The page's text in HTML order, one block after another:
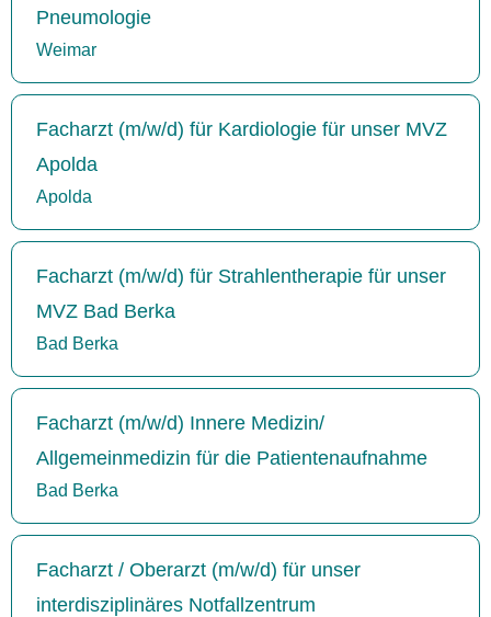
Pneumologie
Weimar
Facharzt (m/w/d) für Kardiologie für unser MVZ
Apolda
Apolda
Facharzt (m/w/d) für Strahlentherapie für unser
MVZ Bad Berka
Bad Berka
Facharzt (m/w/d) Innere Medizin/
Allgemeinmedizin für die Patientenaufnahme
Bad Berka
Facharzt / Oberarzt (m/w/d) für unser
interdisziplinäres Notfallzentrum